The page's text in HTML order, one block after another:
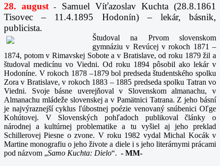
28. august -
Samuel Víťazoslav Kuchta (28.8.1861
Tisovec – 11.4.1895 Hodonín) – lekár, básnik,
publicista.
Študoval na Prvom slovenskom
gymnáziu v Revúcej v rokoch 1871 –
1874, potom v Rimavskej Sobote a v Bratislave, od roku 1879 žil a
študoval medicínu vo Viedni. Od roku 1894 pôsobil ako lekár v
Hodoníne. V rokoch 1878 –1879 bol predseda študentského spolku
Zora v Bratislave, v rokoch 1883 – 1885 predseda spolku Tatran vo
Viedni. Svoje básne uverejňoval v Slovenskom almanachu, v
Almanachu mládeže slovenskej a v Pamätnici Tatrana. Z jeho básní
je najvýraznejší cyklus ľúbostnej poézie venovaný snúbenici Oľge
Kohútovej. V Slovenských pohľadoch publikoval články o
národnej a kultúrnej problematike a tu vyšiel aj jeho preklad
Schillerovej Piesne o zvone. V roku 1982 vydal Michal Kocák v
Martine monografiu o jeho živote a diele i s jeho literárnymi prácami
pod názvom „Samo Kuchta: Dielo“. - MM-